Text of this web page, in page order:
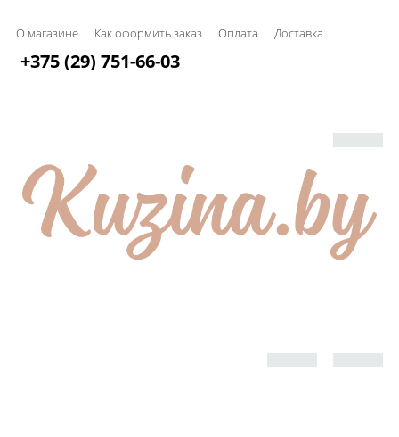
О магазине Как оформить заказ Оплата Доставка
+375 (29) 751-66-03